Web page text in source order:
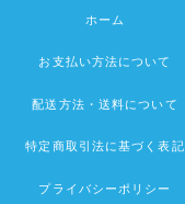
ホーム
お支払い方法について
配送方法・送料について
特定商取引法に基づく表記
プライバシーポリシー